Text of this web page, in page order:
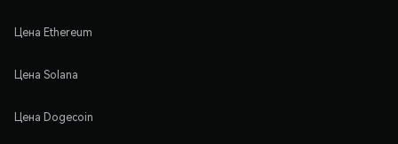
Цена Ethereum
Цена Solana
Цена Dogecoin